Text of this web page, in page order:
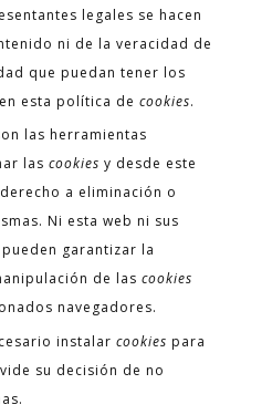
legales se hacen
ni de la veracidad de
que puedan tener los
esta política decookies.
las herramientas
lascookies y desde este
a eliminación o
Ni esta web ni sus
garantizar la
de lascookies
navegadores.
instalarcookies para
su decisión de no